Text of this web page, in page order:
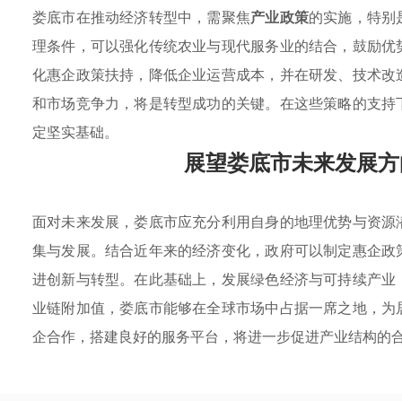
娄底市在推动经济转型中，需聚焦产业政策的实施，特别
理条件，可以强化传统农业与现代服务业的结合，鼓励
化惠企政策扶持，降低企业运营成本，并在研发、技术
和市场竞争力，将是转型成功的关键。在这些策略的支
定坚实基础。
展望娄底市未来发展
面对未来发展，娄底市应充分利用自身的地理优势与资源
集与发展。结合近年来的经济变化，政府可以制定惠企
进创新与转型。在此基础上，发展绿色经济与可持续产
业链附加值，娄底市能够在全球市场中占据一席之地，
企合作，搭建良好的服务平台，将进一步促进产业结构的